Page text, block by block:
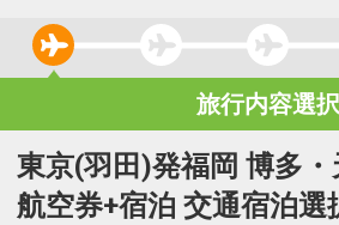
旅行内容選択
東京(羽田)発福岡 博多
航空券+宿泊 交通宿泊選